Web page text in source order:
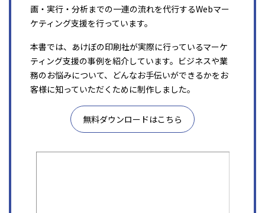
画・実行・分析までの一連の流れを代行するWebマー
ケティング支援を行っています。
本書では、あけぼの印刷社が実際に行っているマーケ
ティング支援の事例を紹介しています。ビジネスや業
務のお悩みについて、どんなお手伝いができるかをお
客様に知っていただくために制作しました。
無料ダウンロードはこちら